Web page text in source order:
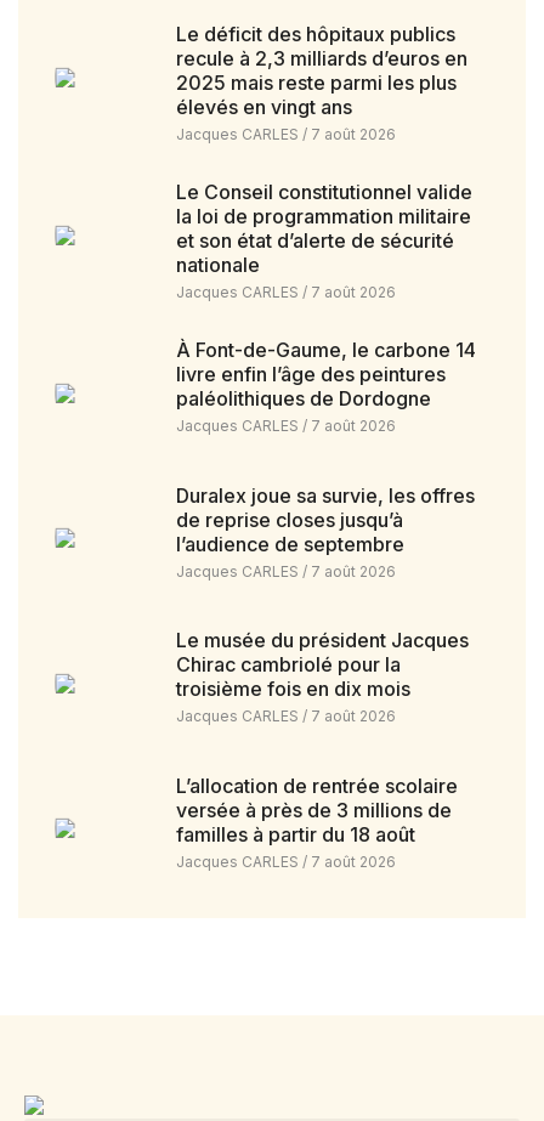
Le déficit des hôpitaux publics
recule à 2,3 milliards d’euros en
2025 mais reste parmi les plus
élevés en vingt ans
Jacques CARLES 7 août 2026
Le Conseil constitutionnel valide
la loi de programmation militaire
et son état d’alerte de sécurité
nationale
Jacques CARLES 7 août 2026
À Font-de-Gaume, le carbone 14
livre enfin l’âge des peintures
paléolithiques de Dordogne
Jacques CARLES 7 août 2026
Duralex joue sa survie, les offres
de reprise closes jusqu’à
l’audience de septembre
Jacques CARLES 7 août 2026
Le musée du président Jacques
Chirac cambriolé pour la
troisième fois en dix mois
Jacques CARLES 7 août 2026
L’allocation de rentrée scolaire
versée à près de 3 millions de
familles à partir du 18 août
Jacques CARLES 7 août 2026